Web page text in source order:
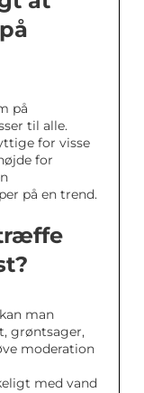
på
til alle.
for visse
for
på en trend.
man
grøntsager,
moderation
med vand